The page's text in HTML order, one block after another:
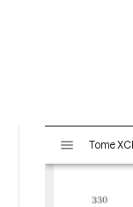
s
Tome